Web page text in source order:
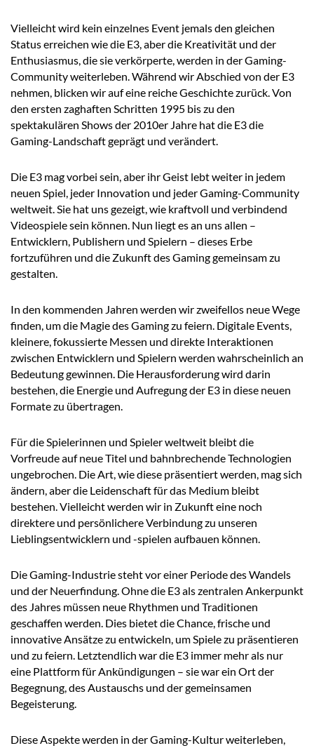
Vielleicht wird kein einzelnes Event jemals den gleichen
Status erreichen wie die E3, aber die Kreativität und der
Enthusiasmus, die sie verkörperte, werden in der Gaming-
Community weiterleben. Während wir Abschied von der E3
nehmen, blicken wir auf eine reiche Geschichte zurück. Von
den ersten zaghaften Schritten 1995 bis zu den
spektakulären Shows der 2010er Jahre hat die E3 die
Gaming-Landschaft geprägt und verändert.
Die E3 mag vorbei sein, aber ihr Geist lebt weiter in jedem
neuen Spiel, jeder Innovation und jeder Gaming-Community
weltweit. Sie hat uns gezeigt, wie kraftvoll und verbindend
Videospiele sein können. Nun liegt es an uns allen –
Entwicklern, Publishern und Spielern – dieses Erbe
fortzuführen und die Zukunft des Gaming gemeinsam zu
gestalten.
In den kommenden Jahren werden wir zweifellos neue Wege
finden, um die Magie des Gaming zu feiern. Digitale Events,
kleinere, fokussierte Messen und direkte Interaktionen
zwischen Entwicklern und Spielern werden wahrscheinlich an
Bedeutung gewinnen. Die Herausforderung wird darin
bestehen, die Energie und Aufregung der E3 in diese neuen
Formate zu übertragen.
Für die Spielerinnen und Spieler weltweit bleibt die
Vorfreude auf neue Titel und bahnbrechende Technologien
ungebrochen. Die Art, wie diese präsentiert werden, mag sich
ändern, aber die Leidenschaft für das Medium bleibt
bestehen. Vielleicht werden wir in Zukunft eine noch
direktere und persönlichere Verbindung zu unseren
Lieblingsentwicklern und -spielen aufbauen können.
Die Gaming-Industrie steht vor einer Periode des Wandels
und der Neuerfindung. Ohne die E3 als zentralen Ankerpunkt
des Jahres müssen neue Rhythmen und Traditionen
geschaffen werden. Dies bietet die Chance, frische und
innovative Ansätze zu entwickeln, um Spiele zu präsentieren
und zu feiern. Letztendlich war die E3 immer mehr als nur
eine Plattform für Ankündigungen – sie war ein Ort der
Begegnung, des Austauschs und der gemeinsamen
Begeisterung.
Diese Aspekte werden in der Gaming-Kultur weiterleben,